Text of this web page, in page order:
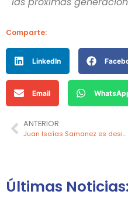
Comparte:
LinkedIn
Email
ANTERIOR
Juan Isaías Samanez es designado viceministro de Minas del MINEM
Últimas Noticias: